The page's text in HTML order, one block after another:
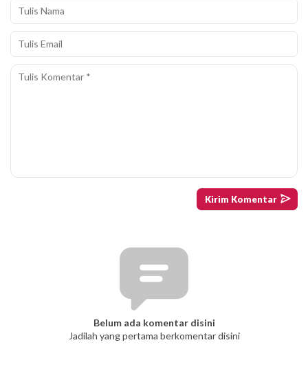
Belum ada komentar disini
Jadilah yang pertama berkomentar disini